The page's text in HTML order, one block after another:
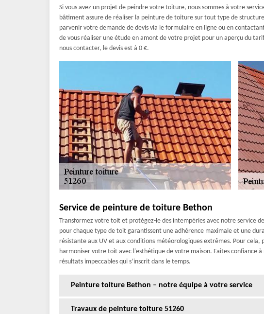
Si vous avez un projet de peindre votre toiture, nous sommes à votre
bâtiment assure de réaliser la peinture de toiture sur tout type de
parvenir votre demande de devis via le formulaire en ligne ou en
de vous réaliser une étude en amont de votre projet pour un aperçu du
nous contacter, le devis est à 0 €.
Service de peinture de toiture Bethon
Transformez votre toit et protégez-le des intempéries avec notre service
pour chaque type de toit garantissent une adhérence maximale et une
résistante aux UV et aux conditions météorologiques extrêmes. Pour
harmoniser votre toit avec l'esthétique de votre maison. Faites confiance
résultats impeccables qui s’inscrit dans le temps.
Peinture toiture Bethon – notre équipe à votre service
Travaux de peinture toiture 51260